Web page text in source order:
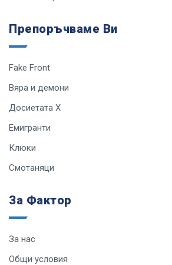
Препоръчваме Ви
Fake Front
Вяра и демони
Досиетата Х
Емигранти
Клюки
Смотаняци
За Фактор
За нас
Общи условия